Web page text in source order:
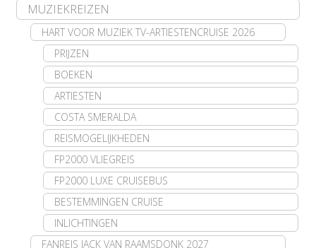
MUZIEKREIZEN
HART VOOR MUZIEK TV-ARTIESTENCRUISE 2026
PRIJZEN
BOEKEN
ARTIESTEN
COSTA SMERALDA
REISMOGELIJKHEDEN
FP2000 VLIEGREIS
FP2000 LUXE CRUISEBUS
BESTEMMINGEN CRUISE
INLICHTINGEN
FANREIS JACK VAN RAAMSDONK 2027